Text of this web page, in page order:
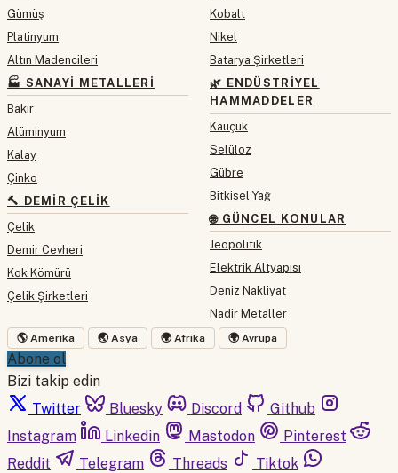
Gümüş
Platinyum
Altın Madencileri
🏭 SANAYI METALLERI
Bakır
Alüminyum
Kalay
Çinko
🔨 DEMIR ÇELIK
Çelik
Demir Cevheri
Kok Kömürü
Çelik Şirketleri
Kobalt
Nikel
Batarya Şirketleri
🌿 ENDÜSTRIYEL
HAMMADDELER
Kauçuk
Selüloz
Gübre
Bitkisel Yağ
🌐 GÜNCEL KONULAR
Jeopolitik
Elektrik Altyapısı
Deniz Nakliyat
Nadir Metaller
🌎 Amerika 🌏 Asya 🌍 Afrika 🌍 Avrupa
Abone ol
Bizi takip edin
Twitter
Bluesky Discord
Github
Instagram
Linkedin Mastodon
Pinterest
Reddit
Telegram Threads
Tiktok